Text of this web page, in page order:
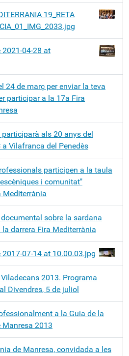
19_RETA
04-28 at
24 de març per enviar la teva
participar a la 17a Fira
als 20 anys del
a Vilafranca del Penedès
participen a la taula
i comunitat"
Mediterrània
sobre la sardana
darrera Fira Mediterrània
07-14 at 10.00.03.jpg
2013. Programa
Divendres, 5 de juliol
a la Guia de la
Manresa 2013
de Manresa, convidada a les